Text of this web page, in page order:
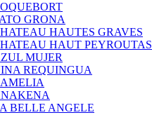
GRONA
HAUTES GRAVES
HAUT PEYROUTAS
MUJER
REQUINGUA
BELLE ANGELE